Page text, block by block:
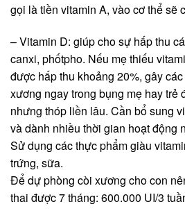
gọi là tiền vitamin A, vào cơ thể sẽ
– Vitamin D: giúp cho sự hấp thu
canxi, phốtpho. Nếu mẹ thiếu
được hấp thu khoảng 20%, gây
xương ngay trong bụng mẹ hay trẻ
nhưng thóp liền lâu. Cần bổ sung
và dành nhiều thời gian hoạt động
Sử dụng các thực phẩm giàu
trứng, sữa.
Để dự phòng còi xương cho con
thai được 7 tháng: 600.000 UI/3